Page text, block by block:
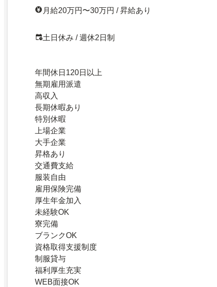
月給20万円〜30万円 / 昇給あり
土日休み / 週休2日制
年間休日120日以上
無期雇用派遣
高収入
長期休暇あり
特別休暇
上場企業
大手企業
昇格あり
交通費支給
服装自由
雇用保険完備
厚生年金加入
未経験OK
寮完備
ブランクOK
資格取得支援制度
制服貸与
福利厚生充実
WEB面接OK